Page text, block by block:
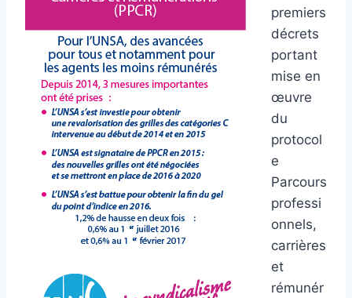
premiers
décrets
portant
mise en
œuvre
du
protocol
e
Parcours
professi
onnels,
carrières
et
rémunér